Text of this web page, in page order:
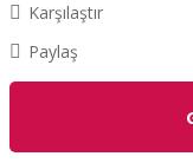
Karşılaştır
Paylaş